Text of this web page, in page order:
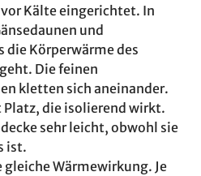
Kälte eingerichtet. In
und
die Körperwärme des
Die feinen
kletten sich aneinander.
Platz, die isolierend wirkt.
sehr leicht, obwohl sie
ist.
Wärmewirkung. Je